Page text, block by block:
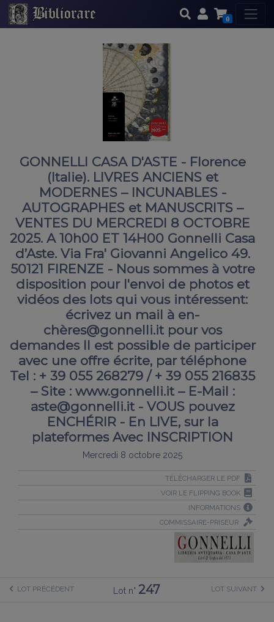
0
GONNELLI CASA D'ASTE - Florence
(Italie). LIVRES ANCIENS et
MODERNES – INCUNABLES -
AUTOGRAPHES et MANUSCRITS –
VENTES DU MERCREDI 8 OCTOBRE
2025. A 10h00 ET 14H00 Gonnelli Casa
d’Aste. Via Fra' Giovanni Angelico 49.
50121 FIRENZE - Nous sommes à votre
disposition pour l'envoi de photos et
vidéos des lots qui vous intéressent:
écrivez un mail à en-
chères@gonnelli.it pour vos
demandes Il est possible de participer
avec une offre écrite, par téléphone
Tel : + 39 055 268279 / + 39 055 216835
– Site : www.gonnelli.it – E-Mail :
aste@gonnelli.it - VOUS pouvez
ENCHÉRIR - En LIVE, sur la
plateformes Avec INSCRIPTION
Mercredi 8 octobre 2025
TÉLÉCHARGER LE PDF
VOIR LE FLIPPING BOOK
INFORMATIONS
COMMISSAIRE-PRISEUR
LOT PRÉCÉDENT Lot n° 247 LOT SUIVANT